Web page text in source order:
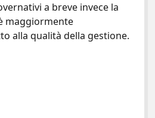
a breve invece la
maggiormente
alla qualità della gestione.